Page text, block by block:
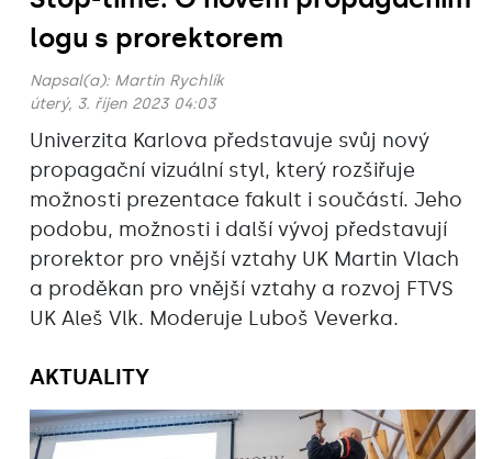
logu s prorektorem
Napsal(a): Martin Rychlík
úterý, 3. říjen 2023 04:03
Univerzita Karlova představuje svůj nový
propagační vizuální styl, který rozšiřuje
možnosti prezentace fakult i součástí. Jeho
podobu, možnosti i další vývoj představují
prorektor pro vnější vztahy UK Martin Vlach
a proděkan pro vnější vztahy a rozvoj FTVS
UK Aleš Vlk. Moderuje Luboš Veverka.
AKTUALITY